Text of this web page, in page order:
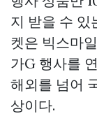
지 받을 수 있
켓은 빅스마
가G 행사를
해외를 넘어
상이다.